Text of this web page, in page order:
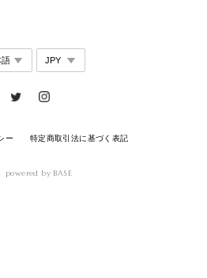
ー 特定商取引法に基づく表記
powered by BASE